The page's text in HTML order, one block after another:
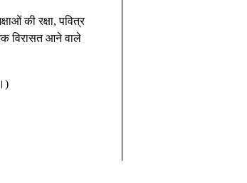
की रक्षा, पवित्र
विरासत आने वाले